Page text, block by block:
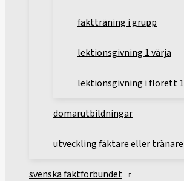
fäktträning i grupp
lektionsgivning 1 värja
lektionsgivning i florett 1
domarutbildningar
utveckling fäktare eller tränare
svenska fäktförbundet